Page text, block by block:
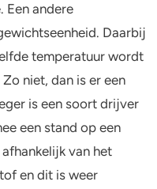
Een andere
Daarbij
temperatuur wordt
niet, dan is er een
is een soort drijver
een stand op een
van het
en dit is weer